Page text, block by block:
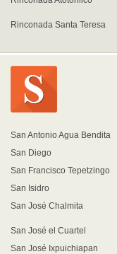
Rinconada Santa Teresa
San Antonio Agua Bendita
San Diego
San Francisco Tepetzingo
San Isidro
San José Chalmita
San José el Cuartel
San José Ixpuichiapan